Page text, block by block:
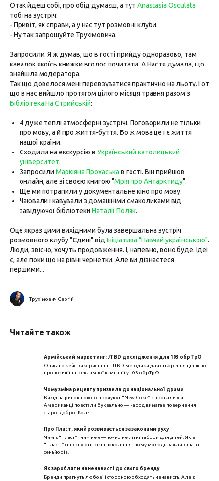
Отак йдеш собі, про обід думаєш, а тут Anastasia Osculata
тобі на зустріч:
- Привіт, як справи, а у нас тут розмовні клуби.
- Ну так запрошуйте Трухімовича.
Запросили. Я ж думав, що в гості прийду одноразово, там
кавалок якоїсь книжки вголос почитати. А Настя думала, що
знайшла модератора.
Так що довелося мені перевзуватися практично на льоту. І от
що в нас вийшло протягом цілого місяця травня разом з
Бібліотека На Стрийській:
4 дуже теплі атмосферні зустрічі. Поговорили не тільки
про мову, а й про життя-буття. Бо ж мова це і є життя
нашої країни.
Сходили на екскурсію в Український католицький
університет.
Запросили Маркіяна Прохаська в гості. Він прийшов
онлайн, але зі своєю книгою "Мрія про Антарктиду".
Ще ми потрапили у документальне кіно про мову.
Чаювали і кавували з домашніми смаколиками від
завідуючої бібліотеки Наталії Поляк.
Оце якраз цими вихідними була завершальна зустріч
розмовного клубу "Єдині" від Ініціатива "Навчай українською".
Люди, звісно, хочуть продовження. І, напевно, воно буде. Ідеї
є, але поки що на рівні чернетки. Але ви дізнаєтеся
першими...
Трухімович Сергій
Читайте також
Армійський маркетинг: JTBD дослідження для 103 обрТрО
Описано кейс використання JTBD методики для створення ціннісної
пропозиції та рекламної кампанії у 103 обрТрО
Чому зміна рецепту призвела до національної драми
Вихід на ринок нового продукут “New Coke” з провалився.
Американці повстали буквально — народ вимагав повернення
старої доброї Коли.
Про Пласт, який розвивається за законами руху
Чим є “Пласт” і чим не є — точно не літні табори для дітей. Як в
“Пласті” співіснують різні покоління і чому молодь важливіша за
сеньйорів.
Як заробляти на ненависті до свого бренду
Бренди прагнуть любові і стороною обходять ненависть. Але є